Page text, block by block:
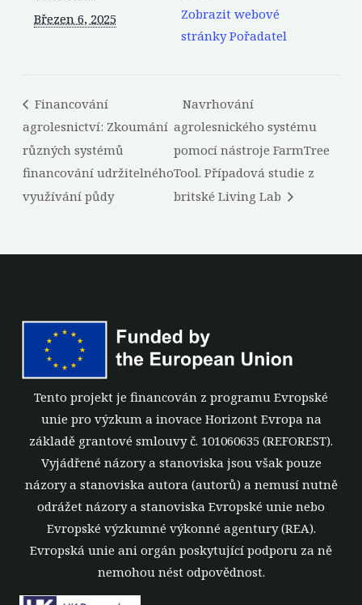
Březen 6, 2025
Zobrazit webové
stránky Pořadatel
Financování
agrolesnictví: Zkoumání
různých systémů
financování udržitelného
využívání půdy
Navrhování
agrolesnického systému
pomocí nástroje FarmTree
Tool. Případová studie z
britské Living Lab
Tento projekt je financován z programu Evropské
unie pro výzkum a inovace Horizont Evropa na
základě grantové smlouvy č. 101060635 (REFOREST).
Vyjádřené názory a stanoviska jsou však pouze
názory a stanoviska autora (autorů) a nemusí nutně
odrážet názory a stanoviska Evropské unie nebo
Evropské výzkumné výkonné agentury (REA).
Evropská unie ani orgán poskytující podporu za ně
nemohou nést odpovědnost.